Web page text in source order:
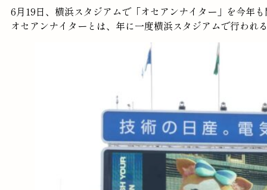
6月19日、横浜スタジアムで「オセアンナイター」を今年
オセアンナイターとは、年に一度横浜スタジアムで行わ